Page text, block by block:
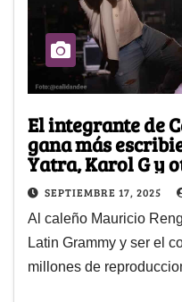
El integrante de
gana más
Yatra, Karol G y
SEPTIEMBRE 17, 2025
Al caleño Mauricio
Latin Grammy y ser el
millones de